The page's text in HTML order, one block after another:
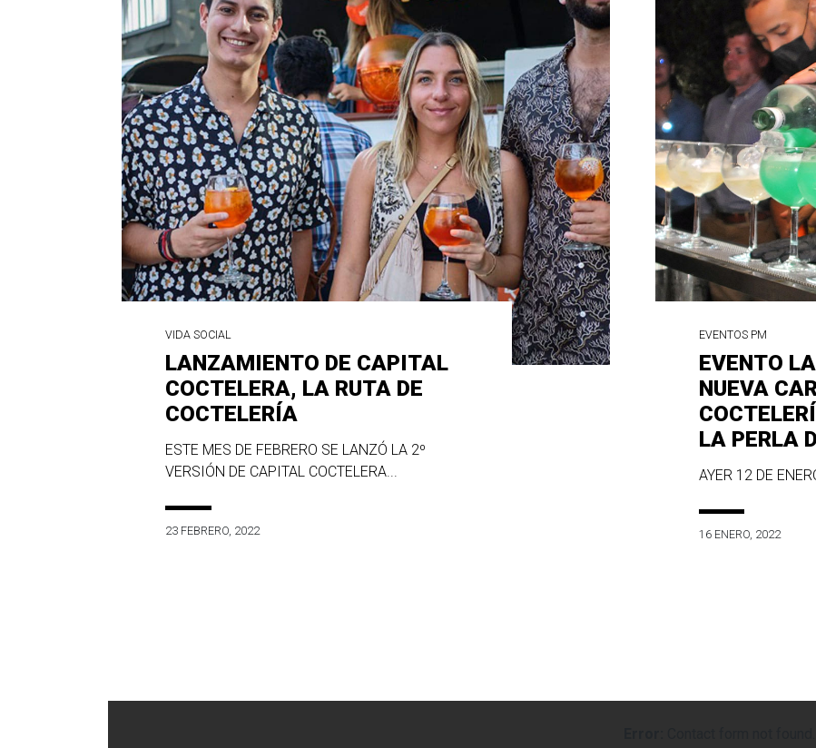
VIDA SOCIAL
LANZAMIENTO DE CAPITAL
COCTELERA, LA RUTA DE
COCTELERÍA
ESTE MES DE FEBRERO SE LANZÓ LA 2º
VERSIÓN DE CAPITAL COCTELERA...
23 FEBRERO, 2022
EVENTOS PM
EVENTO
NUEVA
LA PERLA
AYER 12 DE
16 ENERO, 2022